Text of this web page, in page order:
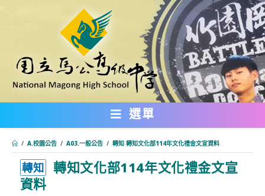
內
選單
/ A.校園公告 / A03.一般公告 / 轉知 轉知文化部114年文化禮金文宣資料
轉知
轉知文化部114年文化禮金文宣
資料